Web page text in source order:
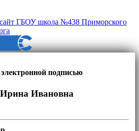
ГБОУ школа №438 Приморского
подписью
Ивановна